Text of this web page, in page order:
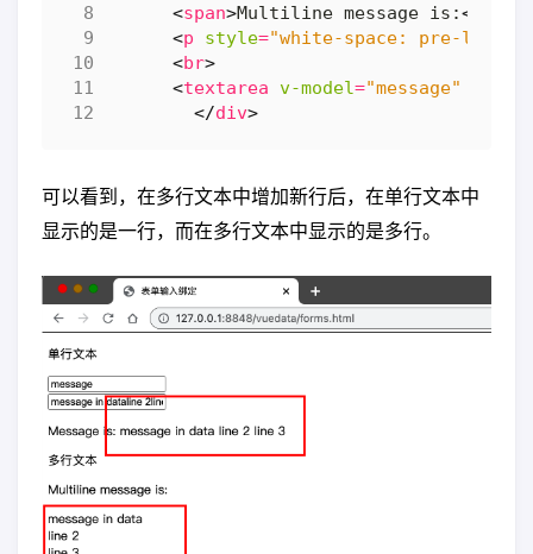
<span>Multiline message is:</
<p style="white-space: pre-line;"
<br>
<textarea v-model="message"
</div>
可以看到，在多行文本中增加新行后，在单行文本中
显示的是一行，而在多行文本中显示的是多行。